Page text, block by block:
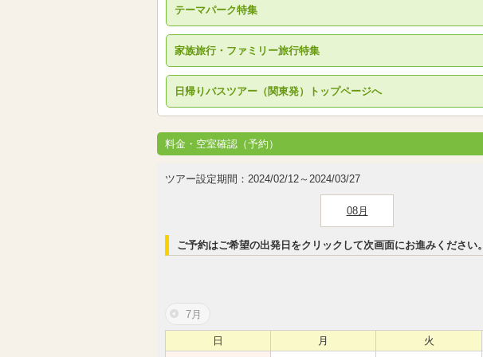
テーマパーク特集
家族旅行・ファミリー旅行特集
日帰りバスツアー（関東発）トップページへ
料金・空室確認（予約）
ツアー設定期間：2024/02/12～2024/03/27
08月
ご予約はご希望の出発日をクリックして次画面にお進みください。
7月
日 月 火